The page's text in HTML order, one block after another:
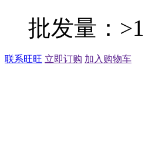
批发量：>1
联系旺旺 立即订购 加入购物车